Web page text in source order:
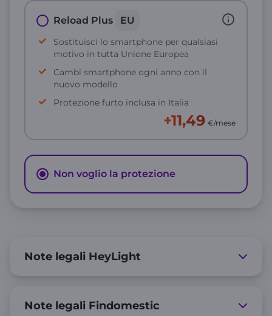
Reload Plus EU
Sostituisci lo smartphone per qualsiasi
motivo in tutta Unione Europea
Cambi smartphone ogni anno con il
nuovo modello
Protezione furto inclusa in Italia
+11,49 €/mese
Non voglio la protezione
Note legali HeyLight
Note legali Findomestic